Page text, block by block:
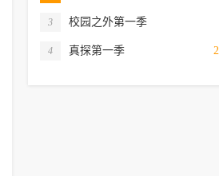
3 校园之外第一季
4 真探第一季